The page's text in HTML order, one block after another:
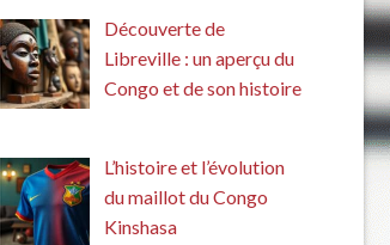
Découverte de
Libreville : un aperçu du
Congo et de son histoire
L’histoire et l’évolution
du maillot du Congo
Kinshasa